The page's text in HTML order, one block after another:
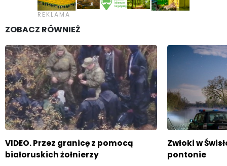
ZOBACZ RÓWNIEŻ
VIDEO. Przez granicę z pomocą
białoruskich żołnierzy
Zwłoki w
pontonie